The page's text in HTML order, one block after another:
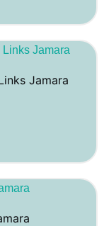
Jamara